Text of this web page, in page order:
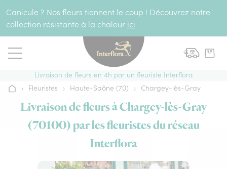
Canicule ? Nos fleurs tiennent le coup ! Découvrez notre
collection résistante à la chaleur ici
Livraison de fleurs en 4h par un fleuriste Interflora
Accueil
› Fleuristes › Haute-Saône (70) › Chargey-lès-Gray
Livraison de fleurs à Chargey-lès-Gray
(70100) par les fleuristes du réseau
Interflora